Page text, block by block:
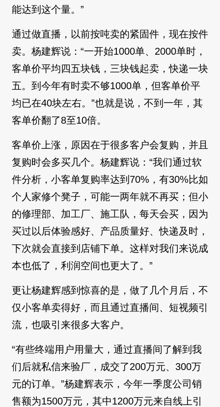
能达到这个量。”
通过做直播，以前按吨卖的紧固件，现在按件
卖。杨建辉说：“一开始1000单、2000单时，
客单价平均四五块钱，三块钱起卖，快递一块
五。到今年有时卖不够1000单，但客单价平
均已在40块左右。”也就是说，不到一年，其
客单价翻了8至10倍。
客单价上涨，原因在于很多客户会复购，并且
复购时会多买几个。杨建辉说：“我们通过软
件分析，小客单复购率达到70%，有30%比如
个人家修个凳子，可能一两年就不再买；但小
的修理部、加工厂、施工队，每天会买，因为
买过以后体验感好、产品质量好、快递及时，
下次就会直接到店铺下单。这样对我们来说成
本也低了，利润空间也更大了。”
更让杨建辉感到惊喜的是，做了几个月后，不
仅小客单卖得好，而且通过直播间、短视频引
流，也吸引来很多大客户。
“有些终端用户用量大，通过直播间了解到我
们后就私信来验厂，成交了200万元、300万
元的订单。”杨建辉表示，今年一季度公司销
售额为1500万元，其中1200万元来自线上引